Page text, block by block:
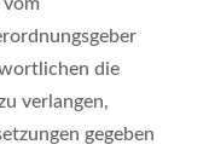
die
verlangen,
gegeben